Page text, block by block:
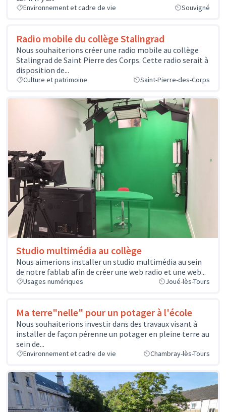
Environnement et cadre de vie Souvigné
Radio mobile du collège Stalingrad
Nous souhaiterions créer une radio mobile au collège
Stalingrad de Saint Pierre des Corps. Cette radio serait à
disposition de...
Culture et patrimoine Saint-Pierre-des-Corps
Studio multimédia au collège
Nous aimerions installer un studio multimédia au sein
de notre fablab afin de créer une web radio et une web...
Usages numériques Joué-lès-Tours
Ma terre"nelle" pour un potager à l'école
Nous souhaiterions investir dans des travaux visant à
installer de façon pérenne un potager en pleine terre au
sein de...
Environnement et cadre de vie Chambray-lès-Tours